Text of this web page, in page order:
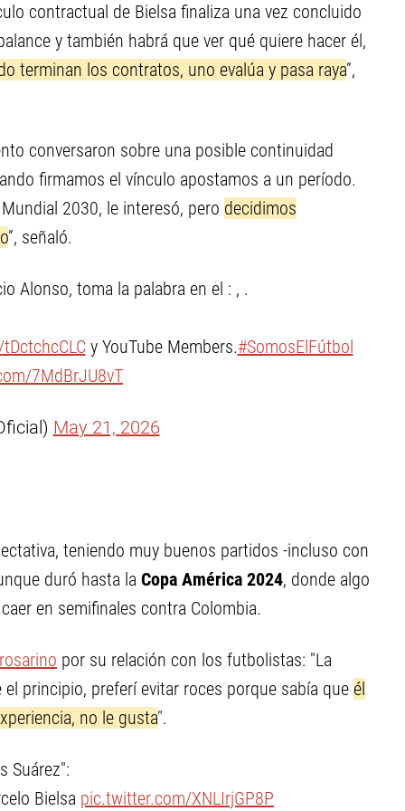
contractual de Bielsa finaliza una vez concluido
y también habrá que ver qué quiere hacer él,
terminan los contratos, uno evalúa y pasa raya”,
conversaron sobre una posible continuidad
firmamos el vínculo apostamos a un período.
2030, le interesó, pero decidimos
”, señaló.
Alonso, toma la palabra en el : , .
y YouTube Members.#SomosElFútbol
7MdBrJU8vT
May 21, 2026
teniendo muy buenos partidos -incluso con
duró hasta la Copa América 2024, donde algo
en semifinales contra Colombia.
por su relación con los futbolistas: "La
principio, preferí evitar roces porque sabía que él
no le gusta".
Suárez":
Bielsa pic.twitter.com/XNLIrjGP8P